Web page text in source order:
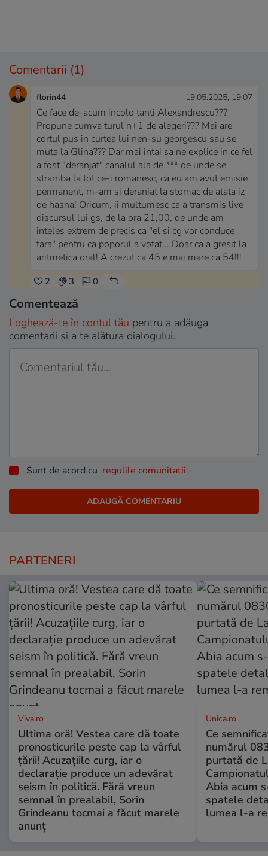
Comentarii (1)
florin44 19.05.2025, 19:07
Ce face de-acum incolo tanti Alexandrescu???
Propune cumva turul n+1 de alegeri??? Mai are
cortul pus in curtea lui nen-su georgescu sau se
muta la Glina??? Dar mai intai sa ne explice in ce fel
a fost "deranjat" canalul ala de *** de unde se
stramba la tot ce-i romanesc, ca eu am avut emisie
permanent, m-am si deranjat la stomac de atata iz
de hasna! Oricum, ii multumesc ca a transmis live
discursul lui gs, de la ora 21,00, de unde am
inteles extrem de precis ca "el si cg vor conduce
tara" pentru ca poporul a votat... Doar ca a gresit la
aritmetica oral! A crezut ca 45 e mai mare ca 54!!!
2 3 0
Comentează
Loghează-te în contul tău pentru a adăuga
comentarii și a te alătura dialogului.
Sunt de acord cu regulile comunitatii
PARTENERI
Viva.ro
Ultima oră! Vestea care dă toate
pronosticurile peste cap la vârful
țării! Acuzațiile curg, iar o
declarație produce un adevărat
seism în politică. Fără vreun
semnal în prealabil, Sorin
Grindeanu tocmai a făcut marele
anunț
Unica.ro
Ce
numărul
purtată de
Abia acum
spatele
lumea l-a